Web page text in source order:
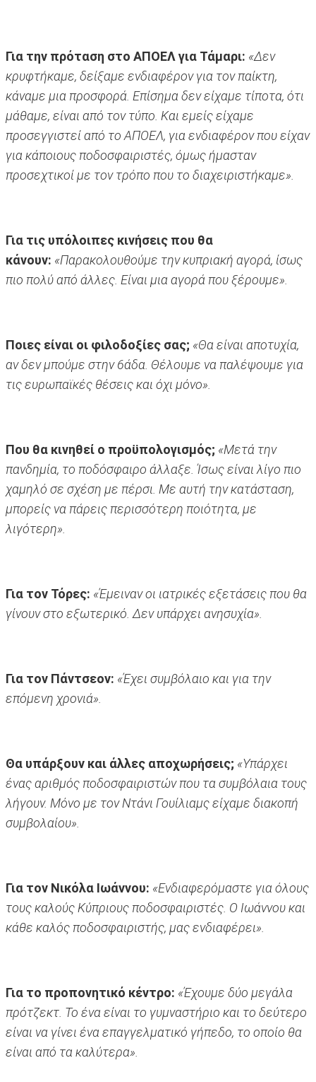
Για την πρόταση στο ΑΠΟΕΛ για Τάμαρι: «Δεν
κρυφτήκαμε, δείξαμε ενδιαφέρον για τον παίκτη,
κάναμε μια προσφορά. Επίσημα δεν είχαμε τίποτα, ότι
μάθαμε, είναι από τον τύπο. Και εμείς είχαμε
προσεγγιστεί από το ΑΠΟΕΛ, για ενδιαφέρον που είχαν
για κάποιους ποδοσφαιριστές, όμως ήμασταν
προσεχτικοί με τον τρόπο που το διαχειριστήκαμε».
Για τις υπόλοιπες κινήσεις που θα
κάνουν: «Παρακολουθούμε την κυπριακή αγορά, ίσως
πιο πολύ από άλλες. Είναι μια αγορά που ξέρουμε».
Ποιες είναι οι φιλοδοξίες σας; «Θα είναι αποτυχία,
αν δεν μπούμε στην 6άδα. Θέλουμε να παλέψουμε για
τις ευρωπαϊκές θέσεις και όχι μόνο».
Που θα κινηθεί ο προϋπολογισμός; «Μετά την
πανδημία, το ποδόσφαιρο άλλαξε. Ίσως είναι λίγο πιο
χαμηλό σε σχέση με πέρσι. Με αυτή την κατάσταση,
μπορείς να πάρεις περισσότερη ποιότητα, με
λιγότερη».
Για τον Τόρες: «Έμειναν οι ιατρικές εξετάσεις που θα
γίνουν στο εξωτερικό. Δεν υπάρχει ανησυχία».
Για τον Πάντσεον: «Έχει συμβόλαιο και για την
επόμενη χρονιά».
Θα υπάρξουν και άλλες αποχωρήσεις; «Υπάρχει
ένας αριθμός ποδοσφαιριστών που τα συμβόλαια τους
λήγουν. Μόνο με τον Ντάνι Γουίλιαμς είχαμε διακοπή
συμβολαίου».
Για τον Νικόλα Ιωάννου: «Ενδιαφερόμαστε για όλους
τους καλούς Κύπριους ποδοσφαιριστές. Ο Ιωάννου και
κάθε καλός ποδοσφαιριστής, μας ενδιαφέρει».
Για το προπονητικό κέντρο: «Έχουμε δύο μεγάλα
πρότζεκτ. Το ένα είναι το γυμναστήριο και το δεύτερο
είναι να γίνει ένα επαγγελματικό γήπεδο, το οποίο θα
είναι από τα καλύτερα».